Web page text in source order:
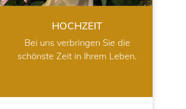
HOCHZEIT
Bei uns verbringen Sie die
schönste Zeit in Ihrem Leben.